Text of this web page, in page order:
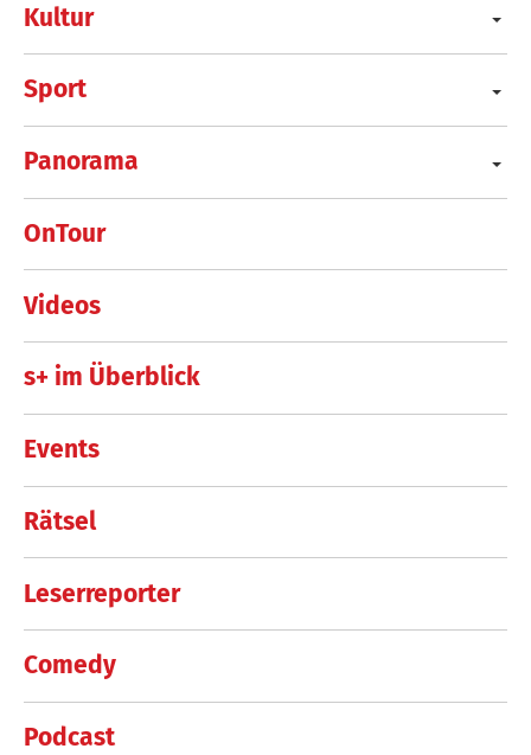
Kultur
Sport
Panorama
OnTour
Videos
s+ im Überblick
Events
Rätsel
Leserreporter
Comedy
Podcast